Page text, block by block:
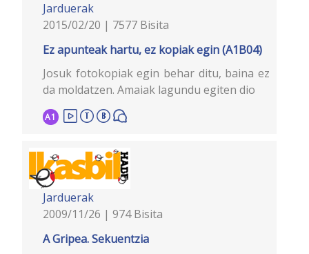
Jarduerak
2015/02/20 | 7577 Bisita
Ez apunteak hartu, ez kopiak egin (A1B04)
Josuk fotokopiak egin behar ditu, baina ez
da moldatzen. Amaiak lagundu egiten dio
A1
Jarduerak
2009/11/26 | 974 Bisita
A Gripea. Sekuentzia